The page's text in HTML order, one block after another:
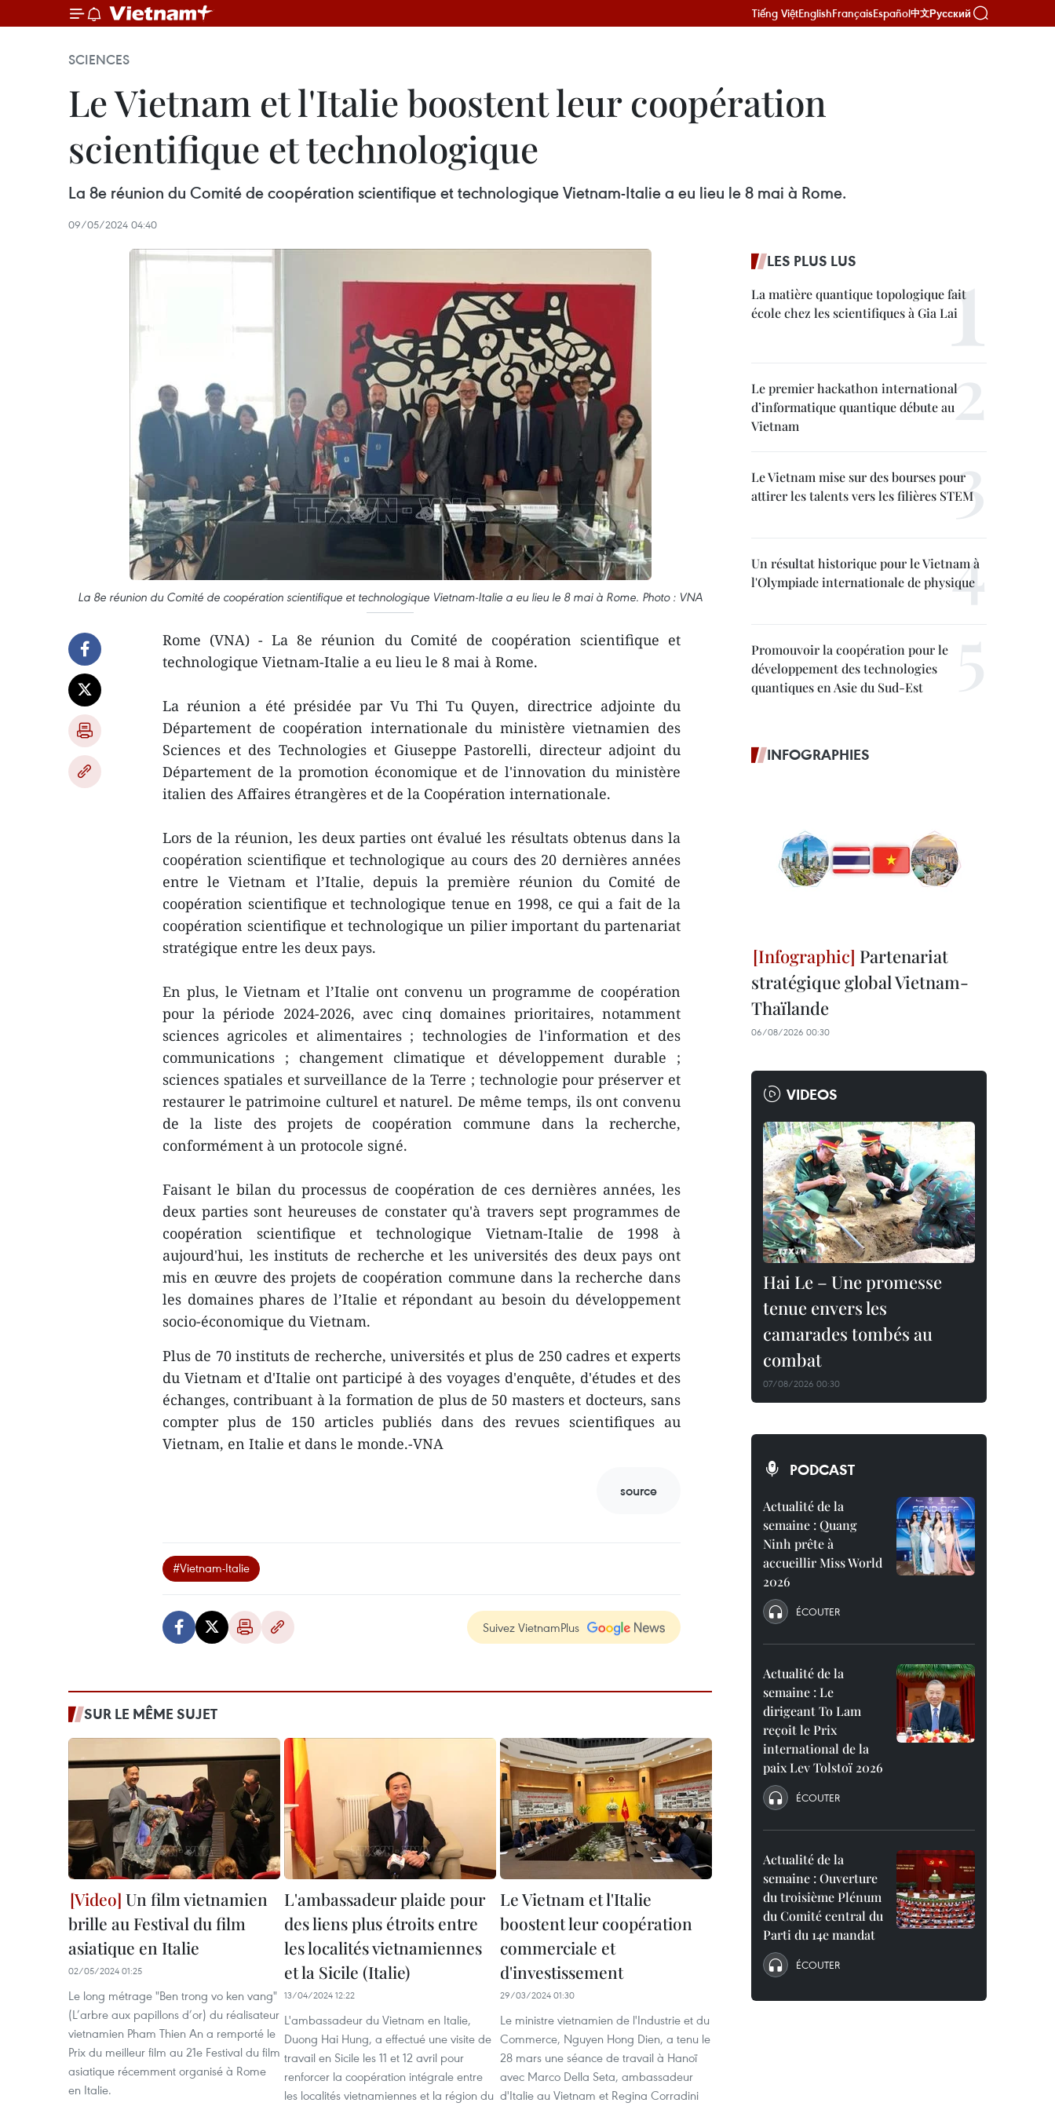
Tiếng ViệtEnglishFrançaisEspañol中文Русский
SCIENCES
Le Vietnam et l'Italie boostent leur coopération
scientifique et technologique
La 8e réunion du Comité de coopération scientifique et technologique Vietnam-Italie a eu lieu le 8 mai à Rome.
09/05/2024 04:40
La 8e réunion du Comité de coopération scientifique et technologique Vietnam-Italie a eu lieu le 8 mai à Rome. Photo : VNA
Rome (VNA) - La 8e réunion du Comité de coopération scientifique et
technologique Vietnam-Italie a eu lieu le 8 mai à Rome.
La réunion a été présidée par Vu Thi Tu Quyen, directrice adjointe du
Département de coopération internationale du ministère vietnamien des
Sciences et des Technologies et Giuseppe Pastorelli, directeur adjoint du
Département de la promotion économique et de l'innovation du ministère
italien des Affaires étrangères et de la Coopération internationale.
Lors de la réunion, les deux parties ont évalué les résultats obtenus dans la
coopération scientifique et technologique au cours des 20 dernières années
entre le Vietnam et l’Italie, depuis la première réunion du Comité de
coopération scientifique et technologique tenue en 1998, ce qui a fait de la
coopération scientifique et technologique un pilier important du partenariat
stratégique entre les deux pays.
En plus, le Vietnam et l’Italie ont convenu un programme de coopération
pour la période 2024-2026, avec cinq domaines prioritaires, notamment
sciences agricoles et alimentaires ; technologies de l'information et des
communications ; changement climatique et développement durable ;
sciences spatiales et surveillance de la Terre ; technologie pour préserver et
restaurer le patrimoine culturel et naturel. De même temps, ils ont convenu
de la liste des projets de coopération commune dans la recherche,
conformément à un protocole signé.
Faisant le bilan du processus de coopération de ces dernières années, les
deux parties sont heureuses de constater qu'à travers sept programmes de
coopération scientifique et technologique Vietnam-Italie de 1998 à
aujourd'hui, les instituts de recherche et les universités des deux pays ont
mis en œuvre des projets de coopération commune dans la recherche dans
les domaines phares de l’Italie et répondant au besoin du développement
socio-économique du Vietnam.
Plus de 70 instituts de recherche, universités et plus de 250 cadres et experts
du Vietnam et d'Italie ont participé à des voyages d'enquête, d'études et des
échanges, contribuant à la formation de plus de 50 masters et docteurs, sans
compter plus de 150 articles publiés dans des revues scientifiques au
Vietnam, en Italie et dans le monde.-VNA
source
#Vietnam-Italie
Suivez VietnamPlus
SUR LE MÊME SUJET
Un film vietnamien
brille au Festival du film
asiatique en Italie
02/05/2024 01:25
Le long métrage "Ben trong vo ken vang"
(L’arbre aux papillons d’or) du réalisateur
vietnamien Pham Thien An a remporté le
Prix du meilleur film au 21e Festival du film
asiatique récemment organisé à Rome
en Italie.
L'ambassadeur plaide pour
des liens plus étroits entre
les localités vietnamiennes
et la Sicile (Italie)
13/04/2024 12:22
L'ambassadeur du Vietnam en Italie,
Duong Hai Hung, a effectué une visite de
travail en Sicile les 11 et 12 avril pour
renforcer la coopération intégrale entre
les localités vietnamiennes et la région du
Le Vietnam et l'Italie
boostent leur coopération
commerciale et
d'investissement
29/03/2024 01:30
Le ministre vietnamien de l'Industrie et du
Commerce, Nguyen Hong Dien, a tenu le
28 mars une séance de travail à Hanoï
avec Marco Della Seta, ambassadeur
d'Italie au Vietnam et Regina Corradini
LES PLUS LUS
La matière quantique topologique fait
école chez les scientifiques à Gia Lai
Le premier hackathon international
d’informatique quantique débute au
Vietnam
Le Vietnam mise sur des bourses pour
attirer les talents vers les filières STEM
Un résultat historique pour le Vietnam à
l'Olympiade internationale de physique
Promouvoir la coopération pour le
développement des technologies
quantiques en Asie du Sud-Est
INFOGRAPHIES
Partenariat
stratégique global Vietnam-
Thaïlande
06/08/2026 00:30
VIDEOS
Hai Le – Une promesse
tenue envers les
camarades tombés au
combat
07/08/2026 00:30
PODCAST
Actualité de la
semaine : Quang
Ninh prête à
accueillir Miss World
2026
ÉCOUTER
Actualité de la
semaine : Le
dirigeant To Lam
reçoit le Prix
international de la
paix Lev Tolstoï 2026
ÉCOUTER
Actualité de la
semaine : Ouverture
du troisième Plénum
du Comité central du
Parti du 14e mandat
ÉCOUTER